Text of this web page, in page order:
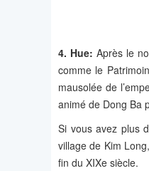
4. Hue:Après le
comme le
mausolée de
animé de Dong Ba
Si vous avez plus
village de Kim
fin du XIXe siècle.